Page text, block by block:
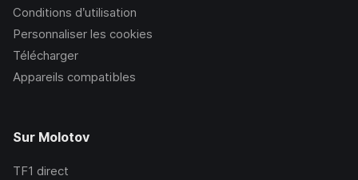
Conditions d’utilisation
Personnaliser les cookies
Télécharger
Appareils compatibles
Sur Molotov
TF1 direct